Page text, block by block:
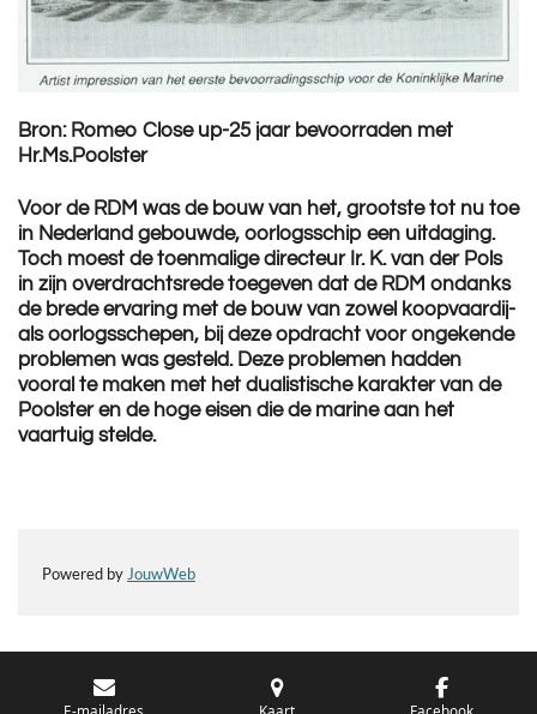
Bron: Romeo Close up-25 jaar bevoorraden met
Hr.Ms.Poolster
Voor de RDM was de bouw van het, grootste tot nu toe
in Nederland gebouwde, oorlogsschip een uitdaging.
Toch moest de toenmalige directeur Ir. K. van der Pols
in zijn overdrachtsrede toegeven dat de RDM ondanks
de brede ervaring met de bouw van zowel koopvaardij-
als oorlogsschepen, bij deze opdracht voor ongekende
problemen was gesteld. Deze problemen hadden
vooral te maken met het dualistische karakter van de
Poolster en de hoge eisen die de marine aan het
vaartuig stelde.
Powered by JouwWeb